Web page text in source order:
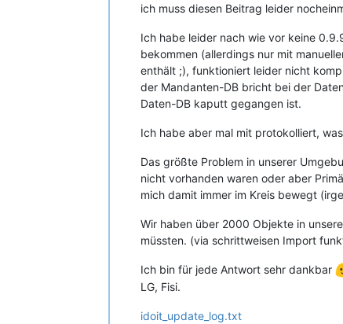
ich muss diesen Beitrag leider
Ich habe leider nach wie vor keine
bekommen (allerdings nur mit
enthält ;), funktioniert leider nicht
der Mandanten-DB bricht bei der
Daten-DB kaputt gegangen ist.
Ich habe aber mal mit protokolliert,
Das größte Problem in unserer
nicht vorhanden waren oder aber
mich damit immer im Kreis bewegt
Wir haben über 2000 Objekte in
müssten. (via schrittweisen Import
Ich bin für jede Antwort sehr dankbar
LG, Fisi.
idoit_update_log.txt